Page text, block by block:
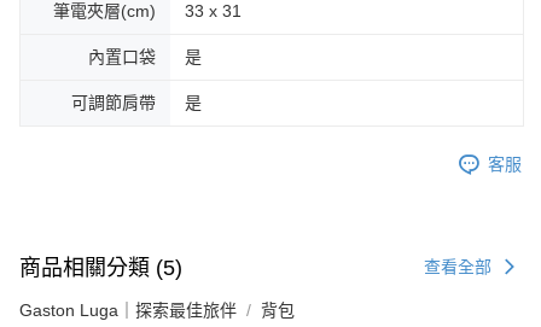
筆電夾層(cm) 33 x 31
內置口袋 是
可調節肩帶 是
客服
商品相關分類 (5) 查看全部
Gaston Luga｜探索最佳旅伴 背包